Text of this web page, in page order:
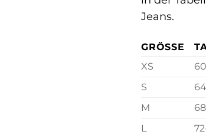
Jeans.
GRÖSSE
XS
S
M
L